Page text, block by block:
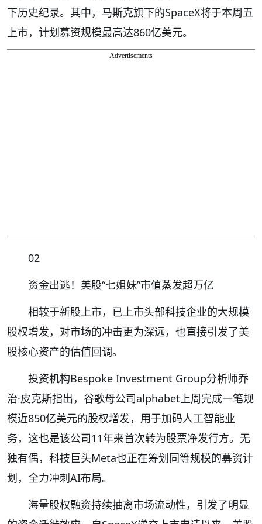
下历史纪录。其中，马斯克旗下的SpaceX将于本周五
上市，计划募资规模最高达860亿美元。
Advertisements
02
资金出逃！美股“七姐妹”市值蒸发超万亿
相较于新股上市，已上市头部科技企业的大规模
股权增发，对市场的冲击更为深远，也直接引发了美
股核心资产的估值回调。
投资机构Bespoke Investment Group分析师乔
治·皮克斯指出，谷歌母公司alphabet上周完成一笔规
模近850亿美元的股权增发，用于加码人工智能业
务，这也是该公司11年来首次转为股票净发行方。无
独有偶，科技巨头Meta也正在筹划同等规模的募资计
划，全力冲刺AI布局。
海量股权融资持续抽离市场流动性，引发了明显